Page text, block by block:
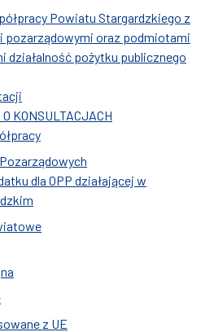
Powiatu Stargardzkiego z
pozarządowymi oraz podmiotami
działalność pożytku publicznego
KONSULTACJACH
dla OPP działającej w
z UE